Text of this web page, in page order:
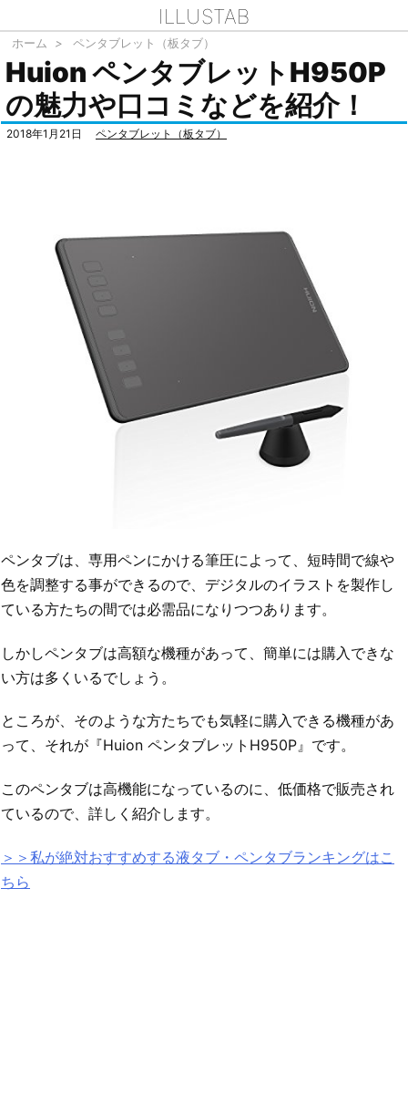
ILLUSTAB
ホーム > ペンタブレット（板タブ）
Huion ペンタブレットH950P
の魅力や口コミなどを紹介！
2018年1月21日 ペンタブレット（板タブ）
ペンタブは、専用ペンにかける筆圧によって、短時間で線や
色を調整する事ができるので、デジタルのイラストを製作し
ている方たちの間では必需品になりつつあります。
しかしペンタブは高額な機種があって、簡単には購入できな
い方は多くいるでしょう。
ところが、そのような方たちでも気軽に購入できる機種があ
って、それが『Huion ペンタブレットH950P』です。
このペンタブは高機能になっているのに、低価格で販売され
ているので、詳しく紹介します。
＞＞私が絶対おすすめする液タブ・ペンタブランキングはこ
ちら